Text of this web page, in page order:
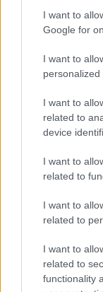
I want to
Google for
I want to
personalized
I want to
related to
device
I want to
related to
I want to
related to
I want to
related to
functionality
consigli e
Cristian Castiglioni · 6
BELLEZZA
Come
consigli di Niky
Cristian Castiglioni · 6